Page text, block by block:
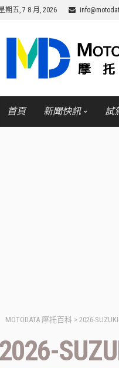
期五, 7 8 月, 2026
首頁 新聞快訊 試
MOTODATA 摩托百科 > 2026-
2026-